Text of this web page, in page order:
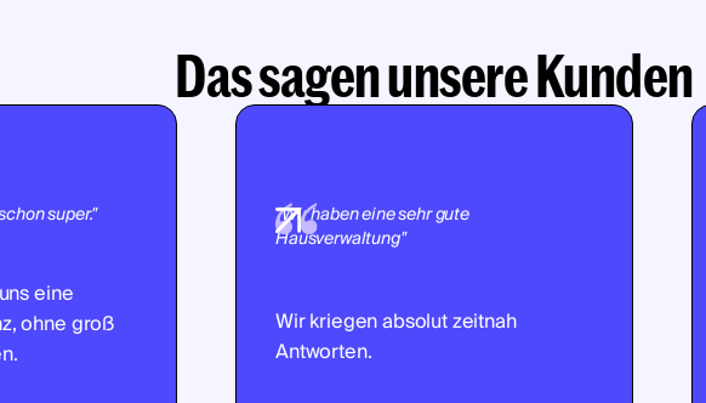
Das sagen unsere Kunden
super."
eine
ohne groß
"Wir haben eine sehr gute
Hausverwaltung"
Wir kriegen absolut zeitnah
Antworten.